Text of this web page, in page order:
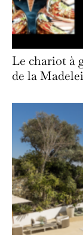
Le chariot à
de la